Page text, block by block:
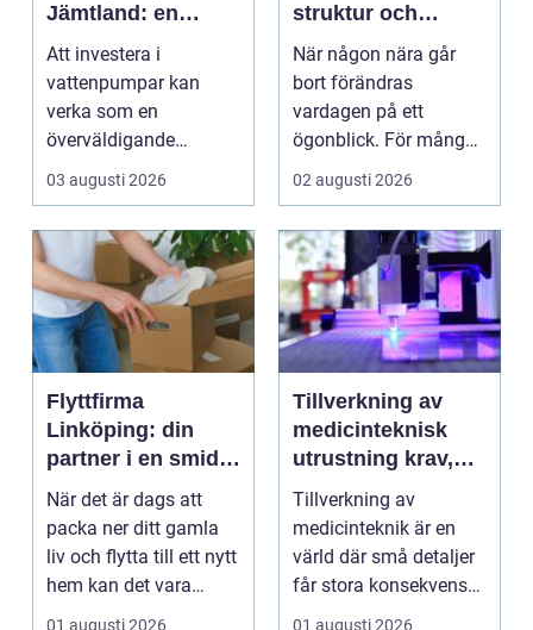
Jämtland: en
guide till hållbara
och effektiva
lösningar
Att investera i
vattenpumpar kan
verka som en
överväldigande
uppgift, speciellt om
man bor...
03 augusti 2026
struktur och
omtanke i en svår
tid
När någon nära går
bort förändras
vardagen på ett
ögonblick. För många i
Mölndal blir första
frågan:...
02 augusti 2026
Flyttfirma
Linköping: din
partner i en smidig
flytt
När det är dags att
packa ner ditt gamla
liv och flytta till ett nytt
hem kan det vara
&ou...
01 augusti 2026
Tillverkning av
medicinteknisk
utrustning krav,
kvalitet och
precision
Tillverkning av
medicinteknik är en
värld där små detaljer
får stora konsekvenser.
En liten avvikels...
01 augusti 2026